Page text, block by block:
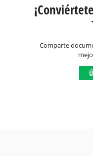
Comparte